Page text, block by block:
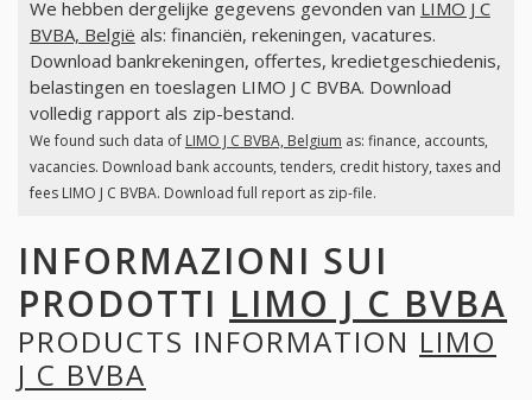
We hebben dergelijke gegevens gevonden van LIMO J C
BVBA, België als: financiën, rekeningen, vacatures.
Download bankrekeningen, offertes, kredietgeschiedenis,
belastingen en toeslagen LIMO J C BVBA. Download
volledig rapport als zip-bestand.
We found such data of LIMO J C BVBA, Belgium as: finance, accounts,
vacancies. Download bank accounts, tenders, credit history, taxes and
fees LIMO J C BVBA. Download full report as zip-file.
INFORMAZIONI SUI
PRODOTTI LIMO J C BVBA
PRODUCTS INFORMATION LIMO
J C BVBA